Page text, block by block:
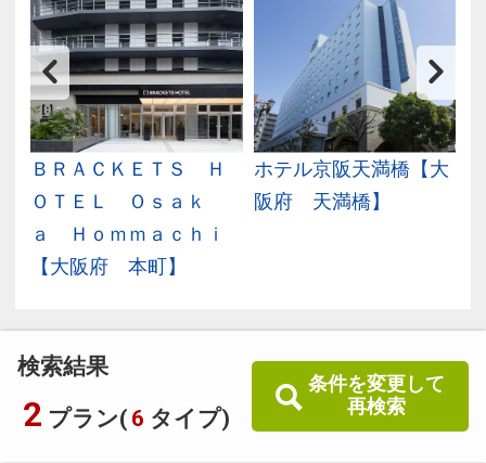
検索結果
2 プラン( 6 タイプ)
条件を変更して
再検索
ＢＲＡＣＫＥＴＳ Ｈ
ＯＴＥＬ Ｏｓａｋ
ａ Ｈｏｍｍａｃｈｉ
【大阪府 本町】
ホテル京阪天満橋【大
阪府 天満橋】